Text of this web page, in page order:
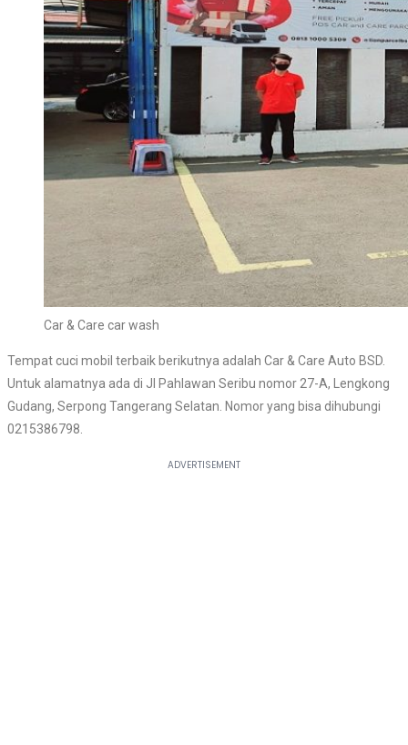
Car & Care car wash
Tempat cuci mobil terbaik berikutnya adalah Car & Care Auto BSD.
Untuk alamatnya ada di Jl Pahlawan Seribu nomor 27-A, Lengkong
Gudang, Serpong Tangerang Selatan. Nomor yang bisa dihubungi
0215386798.